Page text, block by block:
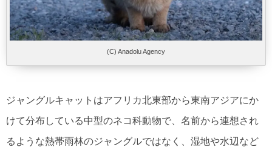
(C) Anadolu Agency
ジャングルキャットはアフリカ北東部から東南アジアにか
けて分布している中型のネコ科動物で、名前から連想され
るような熱帯雨林のジャングルではなく、湿地や水辺など